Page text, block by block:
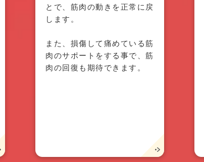
とで、筋肉の動きを正常に戻
します。
また、損傷して痛めている筋
肉のサポートをする事で、筋
肉の回復も期待できます。